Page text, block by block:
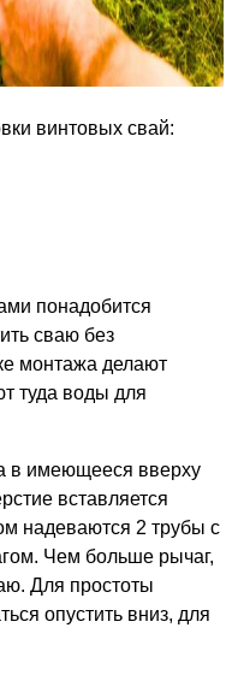
винтовых свай:
понадобится
сваю без
монтажа делают
туда воды для
в имеющееся вверху
вставляется
надеваются 2 трубы с
Чем больше рычаг,
Для простоты
опустить вниз, для